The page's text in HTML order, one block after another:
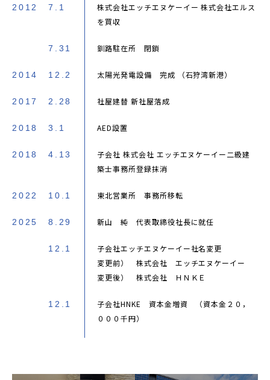
2012 7.1
株式会社エッチエヌケーイー 株式会社エルス
を買収
7.31 釧路駐在所 閉鎖
2014 12.2 太陽光発電設備 完成 （石狩湾新港）
2017 2.28 社屋建替 新社屋落成
2018 3.1 AED設置
2018 4.13
子会社 株式会社 エッチエヌケーイー二級建
築士事務所登録抹消
2022 10.1 東北営業所 事務所移転
2025 8.29 新山 純 代表取締役社長に就任
12.1
子会社エッチエヌケーイー社名変更
変更前） 株式会社 エッチエヌケーイー
変更後） 株式会社 ＨＮＫＥ
12.1
子会社HNKE 資本金増資 （資本金２０，
０００千円）